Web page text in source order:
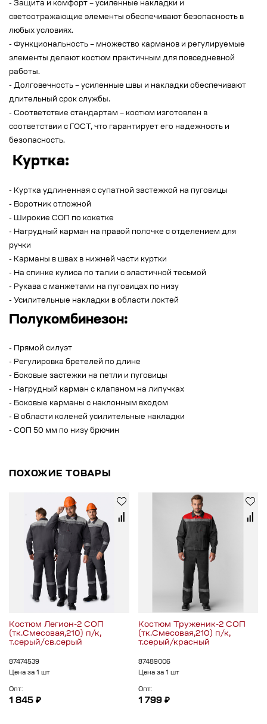
- Защита и комфорт – усиленные накладки и
светоотражающие элементы обеспечивают безопасность в
любых условиях.
- Функциональность – множество карманов и регулируемые
элементы делают костюм практичным для повседневной
работы.
- Долговечность – усиленные швы и накладки обеспечивают
длительный срок службы.
- Соответствие стандартам – костюм изготовлен в
соответствии с ГОСТ, что гарантирует его надежность и
безопасность.
Куртка:
- Куртка удлиненная с супатной застежкой на пуговицы
- Воротник отложной
- Широкие СОП по кокетке
- Нагрудный карман на правой полочке с отделением для
ручки
- Карманы в швах в нижней части куртки
- На спинке кулиса по талии с эластичной тесьмой
- Рукава с манжетами на пуговицах по низу
- Усилительные накладки в области локтей
Полукомбинезон:
- Прямой силуэт
- Регулировка бретелей по длине
- Боковые застежки на петли и пуговицы
- Нагрудный карман с клапаном на липучках
- Боковые карманы с наклонным входом
- В области коленей усилительные накладки
- СОП 50 мм по низу брючин
ПОХОЖИЕ ТОВАРЫ
Костюм Легион-2 СОП
(тк.Смесовая,210) п/к,
т.серый/св.серый
87474539
Цена за 1 шт
Опт:
1 845 ₽
Костюм Труженик-2 СОП
(тк.Смесовая,210) п/к,
т.серый/красный
87489006
Цена за 1 шт
Опт:
1 799 ₽